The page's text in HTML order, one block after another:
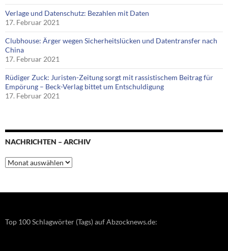
Verlage und Datenschutz: Bezahlen mit Daten
17. Februar 2021
Clubhouse: Ärger wegen Sicherheitslücken und Datentransfer nach
China
17. Februar 2021
Rüdiger Zuck: Juristen-Zeitung sorgt mit rassistischem Beitrag für
Empörung – Beck-Verlag bittet um Entschuldigung
17. Februar 2021
NACHRICHTEN – ARCHIV
Nachrichten
–
Top 100 Schlagwörter (Tags) auf Abzocknews.de: